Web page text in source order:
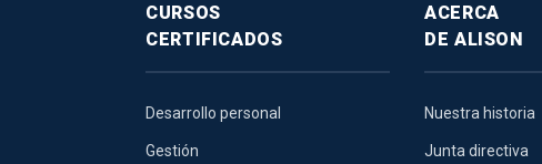
CURSOS
CERTIFICADOS
Desarrollo personal
Gestión
ACERCA
DE ALISON
Nuestra historia
Junta directiva